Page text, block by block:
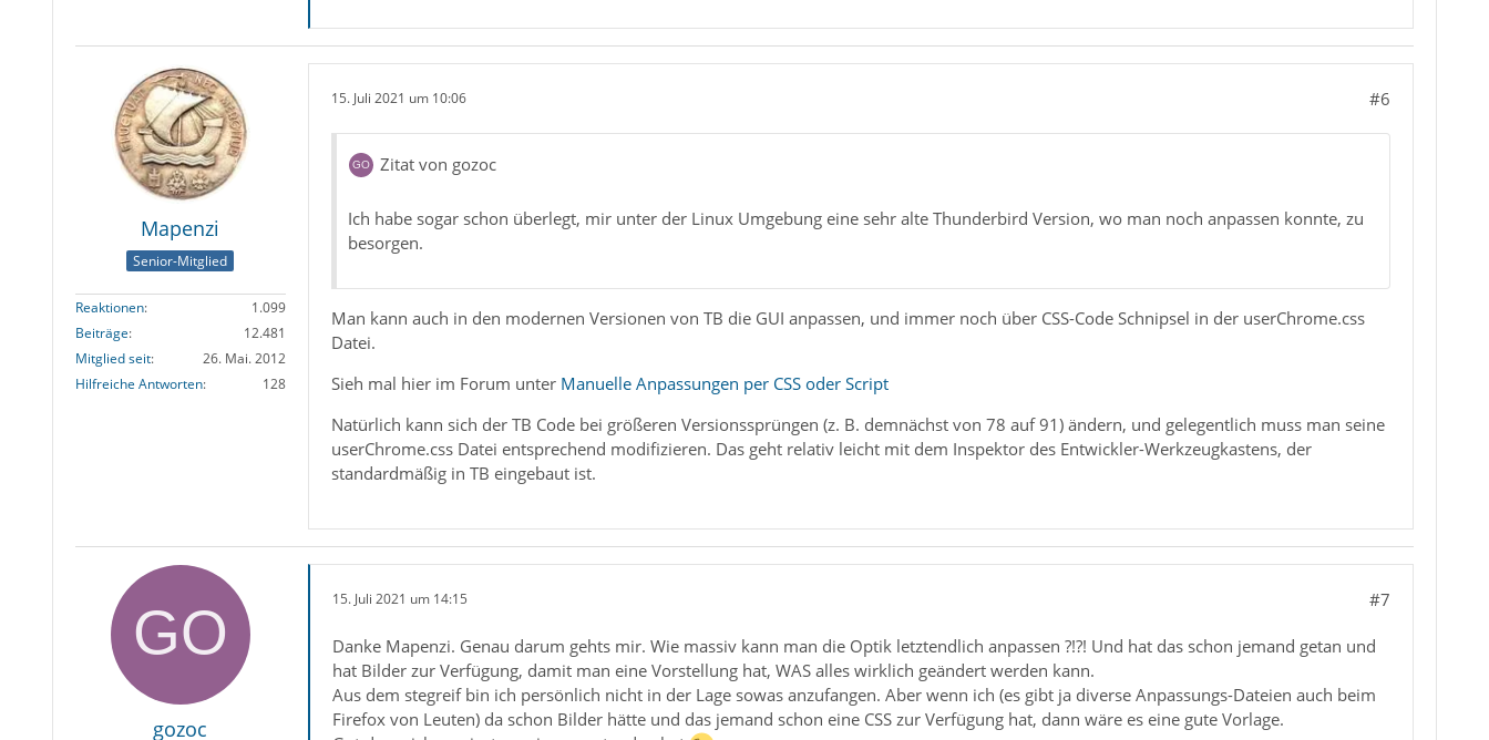
Mapenzi
Senior-Mitglied
Reaktionen
1.099
Beiträge
12.481
Mitglied seit
26. Mai. 2012
Hilfreiche Antworten
128
15. Juli 2021 um 10:06 #6
Zitat von gozoc
Ich habe sogar schon überlegt, mir unter der Linux Umgebung eine sehr alte Thunderbird Version, wo man noch anpassen konnte, zu
besorgen.
Man kann auch in den modernen Versionen von TB die GUI anpassen, und immer noch über CSS-Code Schnipsel in der userChrome.css
Datei.
Sieh mal hier im Forum unter Manuelle Anpassungen per CSS oder Script
Natürlich kann sich der TB Code bei größeren Versionssprüngen (z. B. demnächst von 78 auf 91) ändern, und gelegentlich muss man seine
userChrome.css Datei entsprechend modifizieren. Das geht relativ leicht mit dem Inspektor des Entwickler-Werkzeugkastens, der
standardmäßig in TB eingebaut ist.
gozoc
15. Juli 2021 um 14:15 #7
Danke Mapenzi. Genau darum gehts mir. Wie massiv kann man die Optik letztendlich anpassen ?!?! Und hat das schon jemand getan und
hat Bilder zur Verfügung, damit man eine Vorstellung hat, WAS alles wirklich geändert werden kann.
Aus dem stegreif bin ich persönlich nicht in der Lage sowas anzufangen. Aber wenn ich (es gibt ja diverse Anpassungs-Dateien auch beim
Firefox von Leuten) da schon Bilder hätte und das jemand schon eine CSS zur Verfügung hat, dann wäre es eine gute Vorlage.